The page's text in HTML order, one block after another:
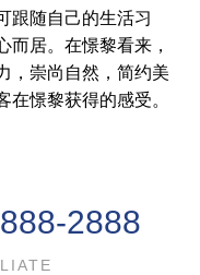
跟随自己的生活习
而居。在憬黎看来，
，崇尚自然，简约美
憬黎获得的感受。
2888